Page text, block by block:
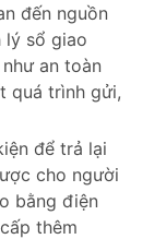
đến nguồn
lý sổ giao
an toàn
quá trình gửi,
để trả lại
cho người
bằng điện
thêm